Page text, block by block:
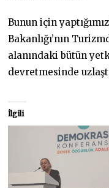
Bunun için
Bakanlığı’nın
alanındaki bütün
devretmesinde
İlgili